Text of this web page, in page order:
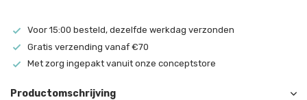
Voor 15:00 besteld, dezelfde werkdag verzonden
Gratis verzending vanaf €70
Met zorg ingepakt vanuit onze conceptstore
Productomschrijving